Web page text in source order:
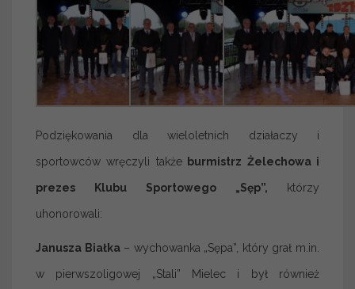
Podziękowania dla wieloletnich działaczy i
sportowców wręczyli takżeburmistrz Żelechowa i
prezes Klubu Sportowego „Sęp”, którzy
uhonorowali:
Janusza Białka– wychowanka „Sępa”, który grał m.in.
w pierwszoligowej „Stali” Mielec i był również